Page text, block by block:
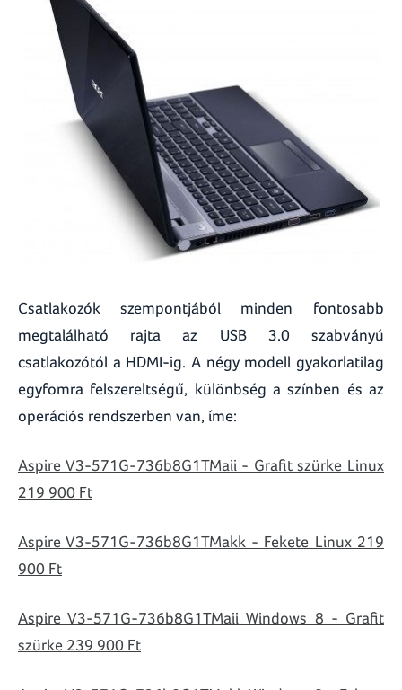
Csatlakozók szempontjából minden fontosabb
megtalálható rajta az USB 3.0 szabványú
csatlakozótól a HDMI-ig. A négy modell gyakorlatilag
egyfomra felszereltségű, különbség a színben és az
operációs rendszerben van, íme:
Aspire V3-571G-736b8G1TMaii - Grafit szürke Linux
219 900 Ft
Aspire V3-571G-736b8G1TMakk - Fekete Linux 219
900 Ft
Aspire V3-571G-736b8G1TMaii Windows 8 - Grafit
szürke 239 900 Ft